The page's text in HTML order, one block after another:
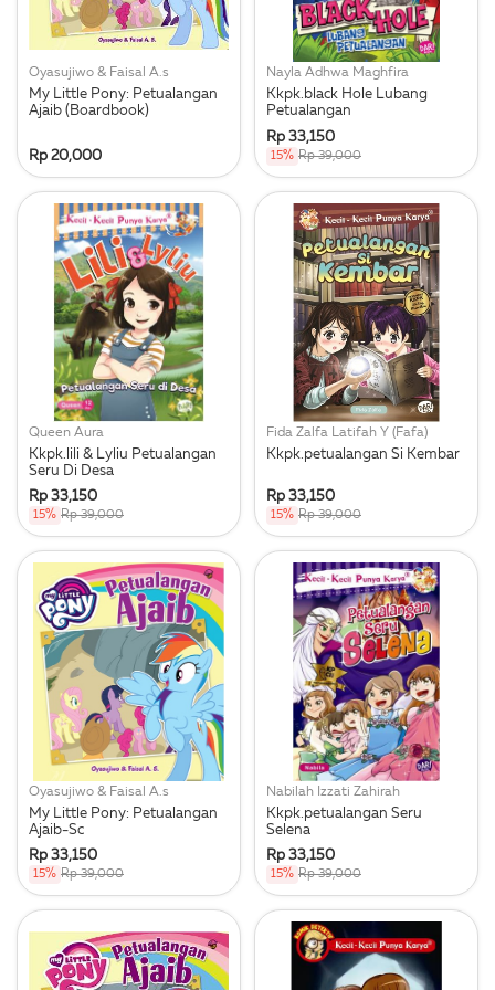
Oyasujiwo & Faisal A.s
My Little Pony: Petualangan
Ajaib (Boardbook)
Rp 20,000
Nayla Adhwa Maghfira
Kkpk.black Hole Lubang
Petualangan
Rp 33,150
15% Rp 39,000
Queen Aura
Kkpk.lili & Lyliu Petualangan
Seru Di Desa
Rp 33,150
15% Rp 39,000
Fida Zalfa Latifah Y (Fafa)
Kkpk.petualangan Si Kembar
Rp 33,150
15% Rp 39,000
Oyasujiwo & Faisal A.s
My Little Pony: Petualangan
Ajaib-Sc
Rp 33,150
15% Rp 39,000
Nabilah Izzati Zahirah
Kkpk.petualangan Seru
Selena
Rp 33,150
15% Rp 39,000